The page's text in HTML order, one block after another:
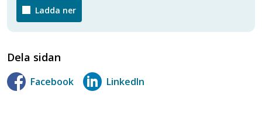
Ladda ner
Dela sidan
Facebook LinkedIn